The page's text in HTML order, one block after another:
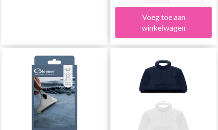
Voeg toe aan
winkelwagen